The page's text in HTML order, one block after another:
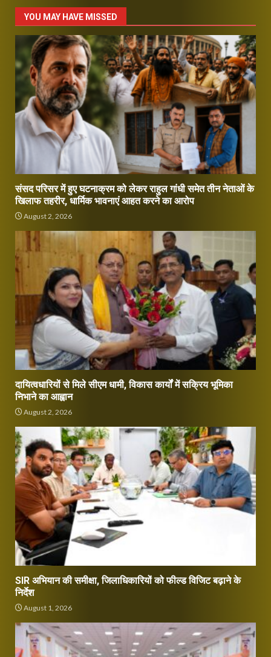
YOU MAY HAVE MISSED
संसद परिसर में हुए घटनाक्रम को लेकर राहुल गांधी समेत तीन नेताओं के
खिलाफ तहरीर, धार्मिक भावनाएं आहत करने का आरोप
August 2, 2026
दायित्वधारियों से मिले सीएम धामी, विकास कार्यों में सक्रिय भूमिका
निभाने का आह्वान
August 2, 2026
SIR अभियान की समीक्षा, जिलाधिकारियों को फील्ड विजिट बढ़ाने के
निर्देश
August 1, 2026